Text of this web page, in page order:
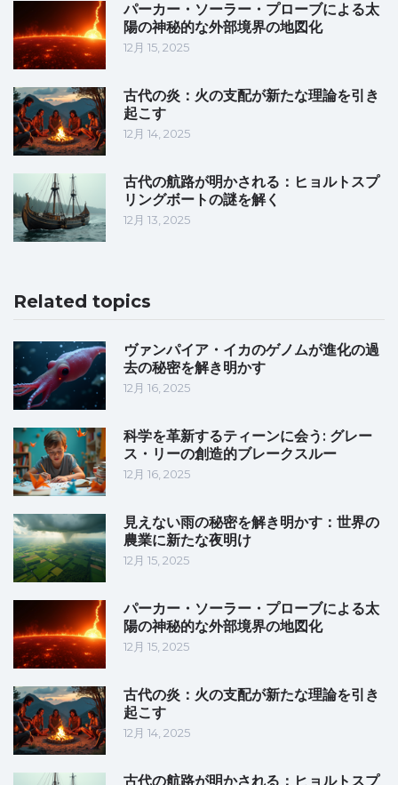
パーカー・ソーラー・プローブによる太
陽の神秘的な外部境界の地図化
12月 15, 2025
古代の炎：火の支配が新たな理論を引き
起こす
12月 14, 2025
古代の航路が明かされる：ヒョルトスプ
リングボートの謎を解く
12月 13, 2025
Related topics
ヴァンパイア・イカのゲノムが進化の過
去の秘密を解き明かす
12月 16, 2025
科学を革新するティーンに会う: グレー
ス・リーの創造的ブレークスルー
12月 16, 2025
見えない雨の秘密を解き明かす：世界の
農業に新たな夜明け
12月 15, 2025
パーカー・ソーラー・プローブによる太
陽の神秘的な外部境界の地図化
12月 15, 2025
古代の炎：火の支配が新たな理論を引き
起こす
12月 14, 2025
古代の航路が明かされる：ヒョルトスプ